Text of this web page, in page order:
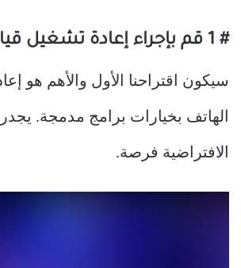
# 1 قم بإجراء إعادة تشغيل قياسية
سيكون اقتراحنا الأول والأهم هو
الهاتف بخيارات برامج مدمجة.
الافتراضية فرصة.